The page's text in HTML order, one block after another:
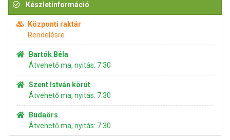
Készletinformáció
Központi raktár
Rendelésre
Bartók Béla
Átvehető ma, nyitás: 7:30
Szent István körút
Átvehető ma, nyitás: 7:30
Budaörs
Átvehető ma, nyitás: 7:30